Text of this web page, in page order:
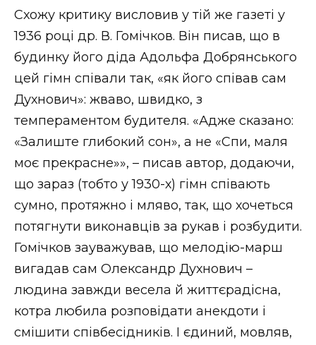
Схожу критику висловив у тій же газеті у
1936 році др. В. Гомічков. Він писав, що в
будинку його діда Адольфа Добрянського
цей гімн співали так, «як його співав сам
Духнович»: жваво, швидко, з
темпераментом будителя. «Адже сказано:
«Залиште глибокий сон», а не «Спи, маля
моє прекрасне»», – писав автор, додаючи,
що зараз (тобто у 1930-х) гімн співають
сумно, протяжно і мляво, так, що хочеться
потягнути виконавців за рукав і розбудити.
Гомічков зауважував, що мелодію-марш
вигадав сам Олександр Духнович –
людина завжди весела й життєрадісна,
котра любила розповідати анекдоти і
смішити співбесідників. І єдиний, мовляв,